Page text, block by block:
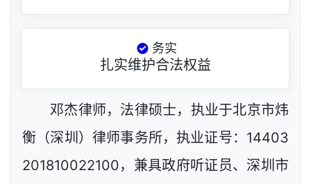
务实
扎实维护合法权益
邓杰律师，法律硕士，执业于北京市炜
衡（深圳）律师事务所，执业证号：14403
201810022100，兼具政府听证员、深圳市